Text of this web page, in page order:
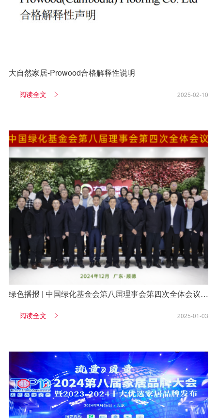
大自然家居-Prowood合格解释性说明
阅读全文 2025-02-10
绿色播报 | 中国绿化基金会第八届理事会第四次全体会议在
阅读全文 2025-01-03